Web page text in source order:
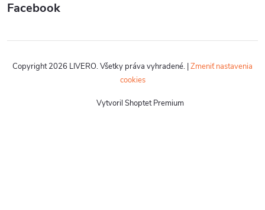
Facebook
Vytvoril Shoptet Premium
Copyright 2026 LIVERO. Všetky práva vyhradené. Zmeniť nastavenia
cookies